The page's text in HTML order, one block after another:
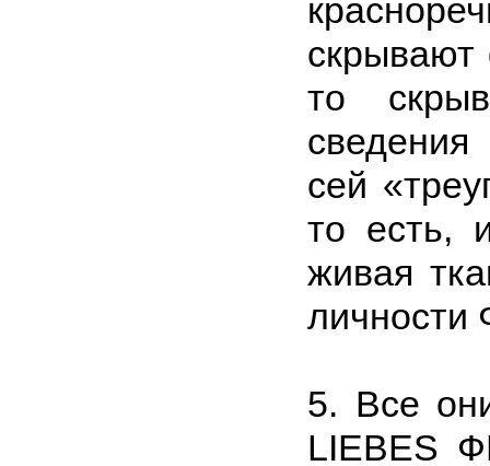
то
сей
то есть,
живая
личности
5. Все
LIEBES